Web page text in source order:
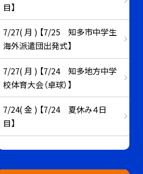
目】
7/27( 月 ) 【7/25 知多市中学生
海外派遣団出発式】
7/27( 月 ) 【7/24 知多地方中学
校体育大会（卓球）】
7/24( 金 ) 【7/24 夏休み４日
目】